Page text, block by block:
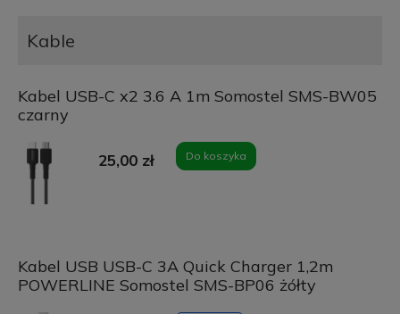
Kable
Kabel USB-C x2 3.6 A 1m Somostel SMS-BW05
czarny
25,00 zł Do koszyka
Kabel USB USB-C 3A Quick Charger 1,2m
POWERLINE Somostel SMS-BP06 żółty